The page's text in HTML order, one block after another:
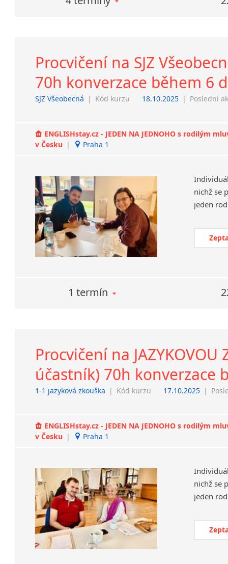
Procvičení na SJZ
70h konverzace během 6
SJZ Všeobecná | Kód kurzu 18.10.2025 | Poslední
ENGLISHstay.cz - JEDEN NA JEDNOHO s rodilým
v Česku | Praha 1
nichž se
1 termín
Procvičení na
účastník) 70h konverzace
1-1 jazyková zkouška | Kód kurzu 17.10.2025 |
ENGLISHstay.cz - JEDEN NA JEDNOHO s rodilým
v Česku | Praha 1
nichž se